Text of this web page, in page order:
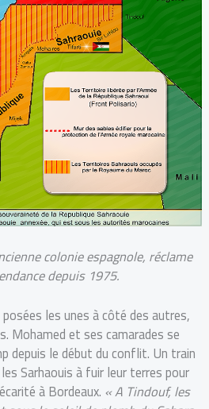
colonie espagnole, réclame
depuis 1975.
les unes à côté des autres,
Mohamed et ses camarades se
depuis le début du conflit. Un train
Sarhaouis à fuir leur terres pour
à Bordeaux. « A Tindouf, les